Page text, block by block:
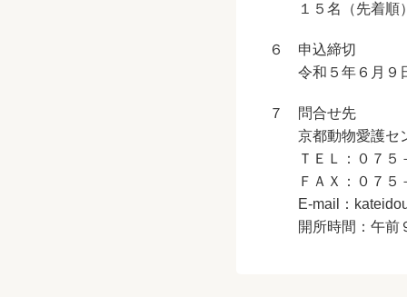
１５名（先着
６ 申込締切
令和５年６月９
７ 問合せ先
京都動物愛護セ
ＴＥＬ：０７５－
ＦＡＸ：０７５－
E-mail：
開所時間：午前９